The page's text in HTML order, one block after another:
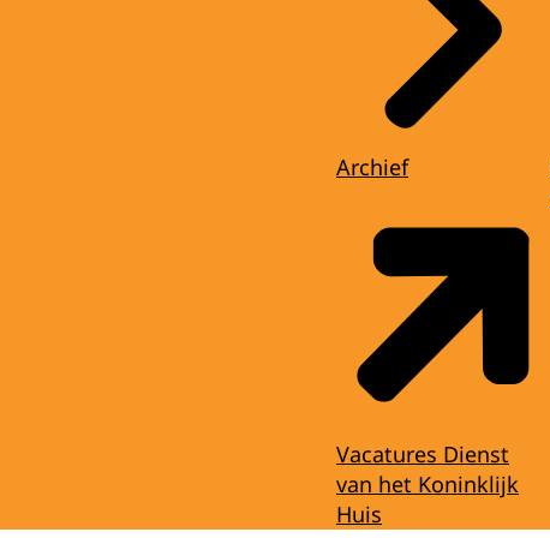
Archief
Vacatures Dienst
van het Koninklijk
Huis